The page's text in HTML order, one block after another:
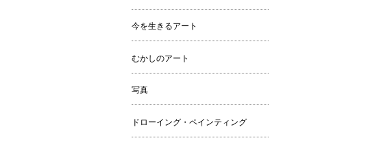
今を生きるアート
むかしのアート
写真
ドローイング・ペインティング